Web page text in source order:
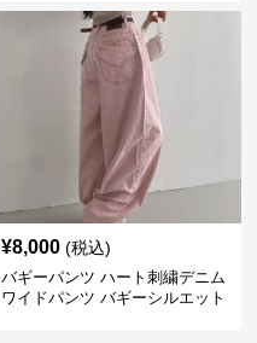
¥8,000 (税込)
バギーパンツ ハート刺繍デニム
ワイドパンツ バギーシルエット